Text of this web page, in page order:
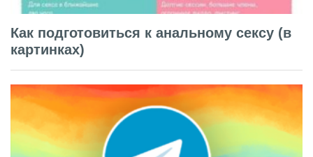
Как подготовиться к анальному сексу (в
картинках)